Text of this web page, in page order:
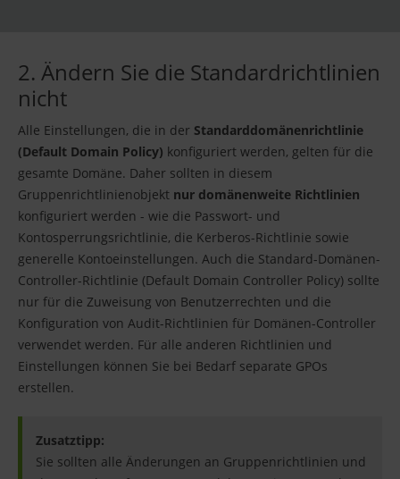
2. Ändern Sie die Standardrichtlinien
nicht
Alle Einstellungen, die in der Standarddomänenrichtlinie
(Default Domain Policy) konfiguriert werden, gelten für die
gesamte Domäne. Daher sollten in diesem
Gruppenrichtlinienobjekt nur domänenweite Richtlinien
konfiguriert werden - wie die Passwort- und
Kontosperrungsrichtlinie, die Kerberos-Richtlinie sowie
generelle Kontoeinstellungen. Auch die Standard-Domänen-
Controller-Richtlinie (Default Domain Controller Policy) sollte
nur für die Zuweisung von Benutzerrechten und die
Konfiguration von Audit-Richtlinien für Domänen-Controller
verwendet werden. Für alle anderen Richtlinien und
Einstellungen können Sie bei Bedarf separate GPOs
erstellen.
Zusatztipp:
Sie sollten alle Änderungen an Gruppenrichtlinien und